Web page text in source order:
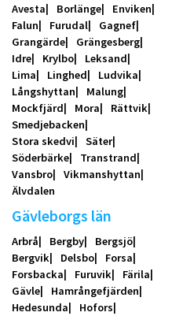
Avesta Borlänge
Enviken
Falun
Furudal
Gagnef
Grangärde
Grängesberg
Idre
Krylbo
Leksand
Lima
Linghed
Ludvika
Långshyttan
Malung
Mockfjärd
Mora
Rättvik
Smedjebacken
Stora skedvi
Säter
Söderbärke
Transtrand
Vansbro
Vikmanshyttan
Älvdalen
Gävleborgs län
Arbrå Bergby
Bergsjö
Bergvik
Delsbo
Forsa
Forsbacka
Furuvik
Färila
Gävle
Hamrångefjärden
Hedesunda
Hofors